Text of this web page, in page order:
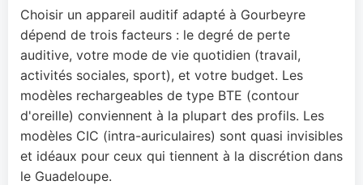
Choisir un appareil auditif adapté à Gourbeyre
dépend de trois facteurs : le degré de perte
auditive, votre mode de vie quotidien (travail,
activités sociales, sport), et votre budget. Les
modèles rechargeables de type BTE (contour
d'oreille) conviennent à la plupart des profils. Les
modèles CIC (intra-auriculaires) sont quasi invisibles
et idéaux pour ceux qui tiennent à la discrétion dans
le Guadeloupe.